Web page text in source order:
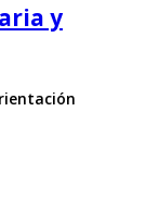
y